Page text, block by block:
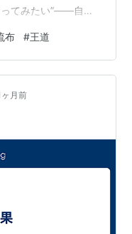
ってみたい”—―自然
自体が、無言のう
になる。 そして、
しろ厳格に、『入
うくらいであって
踏まえた、私自身
布 #王道
ヶ月前